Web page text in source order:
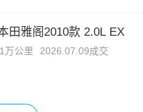
田雅阁2010款 2.0L EX
万公里 2026.07.09成交